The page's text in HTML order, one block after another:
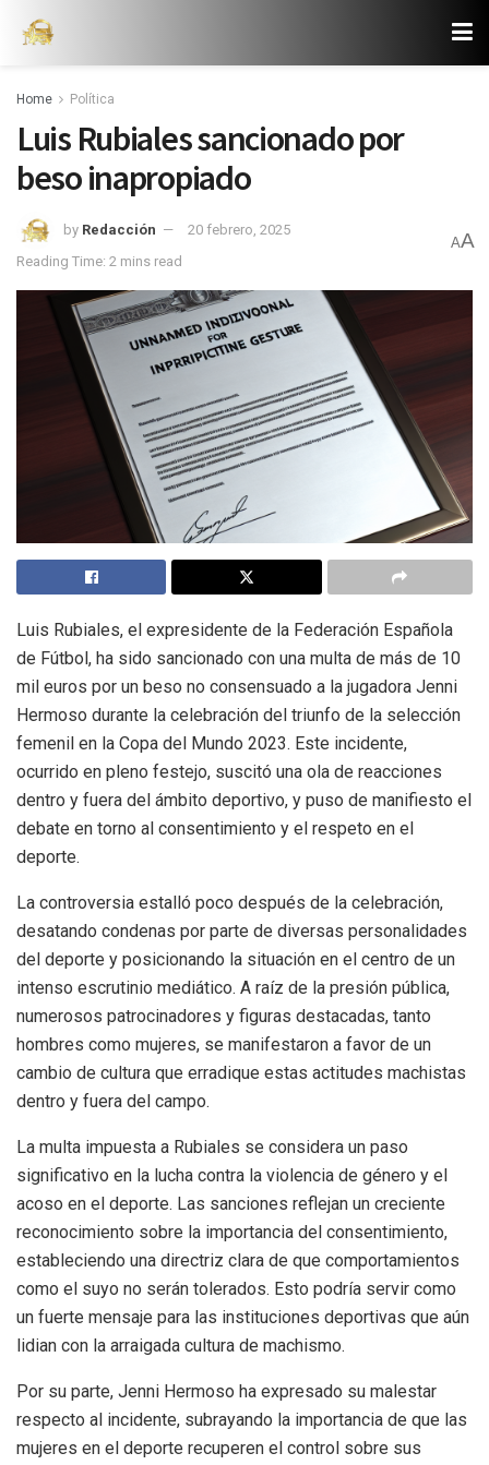
Home Política
Luis Rubiales sancionado por
beso inapropiado
by Redacción
20 febrero, 2025
Reading Time: 2 mins read
AA
Luis Rubiales, el expresidente de la Federación Española
de Fútbol, ha sido sancionado con una multa de más de 10
mil euros por un beso no consensuado a la jugadora Jenni
Hermoso durante la celebración del triunfo de la selección
femenil en la Copa del Mundo 2023. Este incidente,
ocurrido en pleno festejo, suscitó una ola de reacciones
dentro y fuera del ámbito deportivo, y puso de manifiesto el
debate en torno al consentimiento y el respeto en el
deporte.
La controversia estalló poco después de la celebración,
desatando condenas por parte de diversas personalidades
del deporte y posicionando la situación en el centro de un
intenso escrutinio mediático. A raíz de la presión pública,
numerosos patrocinadores y figuras destacadas, tanto
hombres como mujeres, se manifestaron a favor de un
cambio de cultura que erradique estas actitudes machistas
dentro y fuera del campo.
La multa impuesta a Rubiales se considera un paso
significativo en la lucha contra la violencia de género y el
acoso en el deporte. Las sanciones reflejan un creciente
reconocimiento sobre la importancia del consentimiento,
estableciendo una directriz clara de que comportamientos
como el suyo no serán tolerados. Esto podría servir como
un fuerte mensaje para las instituciones deportivas que aún
lidian con la arraigada cultura de machismo.
Por su parte, Jenni Hermoso ha expresado su malestar
respecto al incidente, subrayando la importancia de que las
mujeres en el deporte recuperen el control sobre sus